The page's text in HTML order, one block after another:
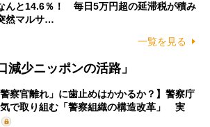
んと14.6％！ 毎日5万円超の延滞税が積み
然マルサ…
一覧を見る
減少ニッポンの活路」
警察官離れ」に歯止めはかかるか？】警察庁
で取り組む「警察組織の構造改革」 実